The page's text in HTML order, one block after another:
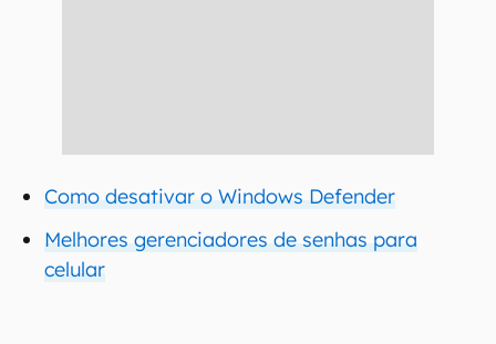
Como desativar o Windows Defender
Melhores gerenciadores de senhas para
celular